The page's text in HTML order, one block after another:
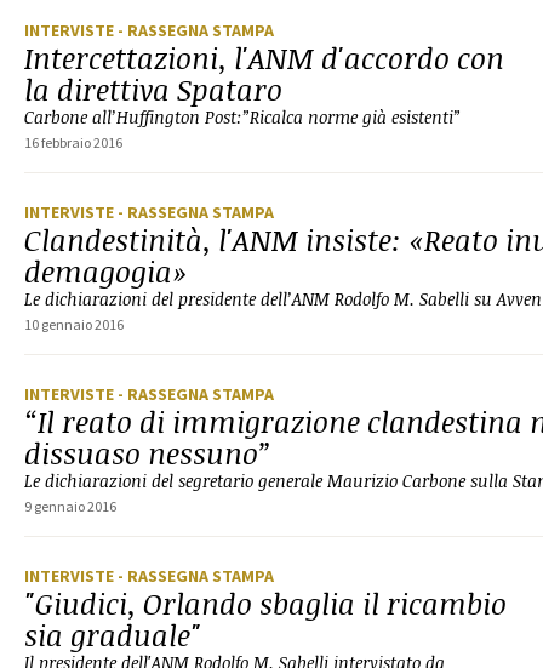
INTERVISTE - RASSEGNA STAMPA
Intercettazioni, l'ANM d'accordo con
la direttiva Spataro
Carbone all’Huffington Post:”Ricalca norme già esistenti”
16 febbraio 2016
INTERVISTE - RASSEGNA STAMPA
Clandestinità, l'ANM insiste: «Reato
demagogia»
Le dichiarazioni del presidente dell’ANM Rodolfo M. Sabelli su
10 gennaio 2016
INTERVISTE - RASSEGNA STAMPA
“Il reato di immigrazione clandestina
dissuaso nessuno”
Le dichiarazioni del segretario generale Maurizio Carbone sulla
9 gennaio 2016
INTERVISTE - RASSEGNA STAMPA
"Giudici, Orlando sbaglia il ricambio
sia graduale"
Il presidente dell'ANM Rodolfo M. Sabelli intervistato da